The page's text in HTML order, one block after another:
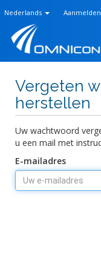
Nederlands Aanmelden
Vergeten
herstellen
Uw wachtwoord
u een mail met
E-mailadres